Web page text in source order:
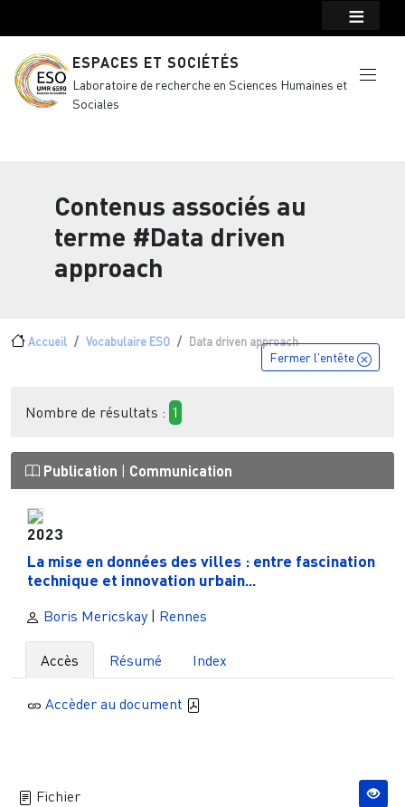
ESPACES ET SOCIÉTÉS
Laboratoire de recherche en Sciences Humaines et
Sociales
Contenus associés au
terme #Data driven
approach
Fil d'Ariane
Accueil Vocabulaire ESO Data driven approach
Fermer l'entête
Nombre de résultats : 1
Publication Communication
2023
La mise en données des villes : entre fascination
technique et innovation urbain...
Boris Mericskay Rennes
Accès Résumé Index
Accèder au document
Fichier